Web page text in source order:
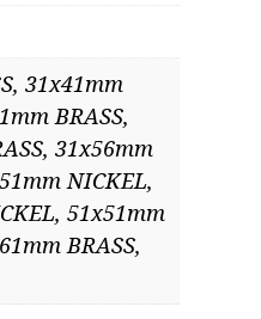
31x41mm
BRASS,
31x56mm
NICKEL,
51x51mm
BRASS,